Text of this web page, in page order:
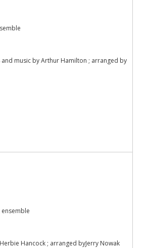
music by Arthur Hamilton ; arranged by
Hancock ; arranged byJerry Nowak